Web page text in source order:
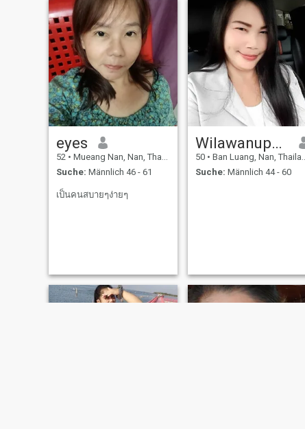
eyes
52 • Mueang Nan, Nan, Thailand
Suche: Männlich 46 - 61
เป็นคนสบายๆง่ายๆ
Wilawanuppatam
50 • Ban Luang, Nan, Thailand
Suche: Männlich 44 - 60